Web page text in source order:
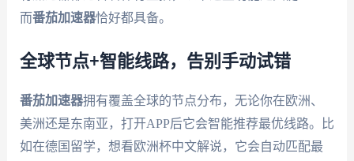
而番茄加速器恰好都具备。
全球节点+智能线路，告别手动试错
番茄加速器拥有覆盖全球的节点分布，无论你在欧洲、
美洲还是东南亚，打开APP后它会智能推荐最优线路。比
如在德国留学，想看欧洲杯中文解说，它会自动匹配最